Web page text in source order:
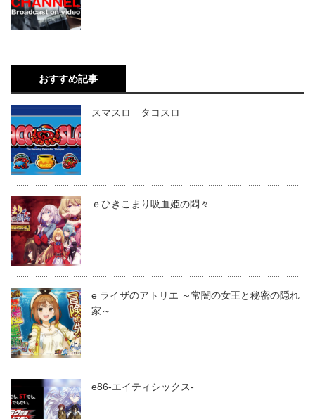
おすすめ記事
スマスロ タコスロ
ｅひきこまり吸血姫の悶々
e ライザのアトリエ ～常闇の女王と秘密の隠れ
家～
e86-エイティシックス-